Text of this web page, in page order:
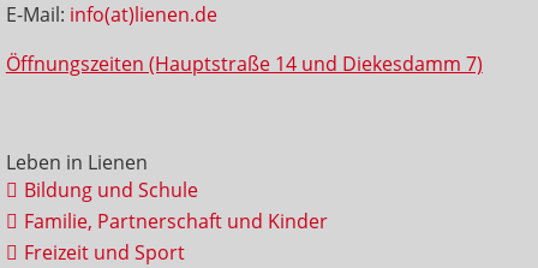
E-Mail: info(at)lienen.de
Öffnungszeiten (Hauptstraße 14 und Diekesdamm 7)
Leben in Lienen
Bildung und Schule
Familie, Partnerschaft und Kinder
Freizeit und Sport